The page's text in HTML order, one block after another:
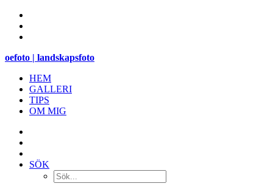
oefoto | landskapsfoto
HEM
GALLERI
TIPS
OM MIG
SÖK